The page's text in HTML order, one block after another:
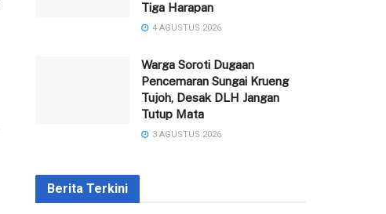
Tiga Harapan
4 AGUSTUS 2026
Warga Soroti Dugaan
Pencemaran Sungai Krueng
Tujoh, Desak DLH Jangan
Tutup Mata
3 AGUSTUS 2026
Berita Terkini